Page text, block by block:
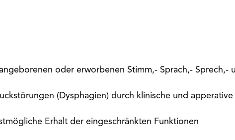
oder erworbenen Stimm,- Sprach,- Sprech,-
(Dysphagien) durch klinische und apperative
Erhalt der eingeschränkten Funktionen